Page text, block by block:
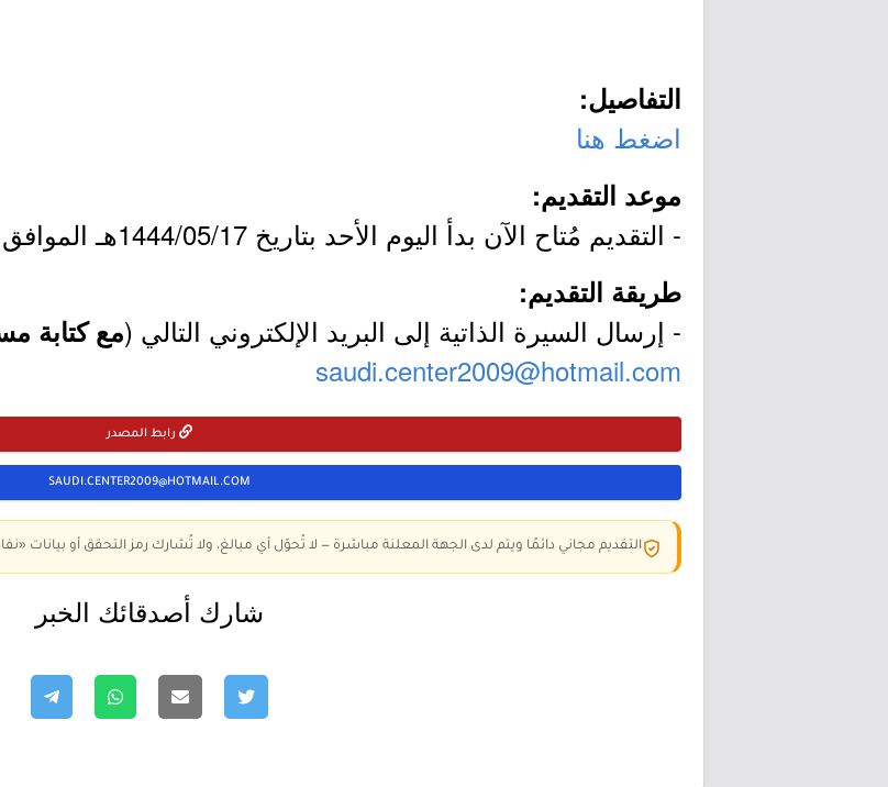
التفاصيل:
اضغط هنا
موعد التقديم:
- التقديم مُتاح الآن بدأ اليوم الأحد بتاريخ 1444/05/17هـ الموافق 2022/12/11م.
طريقة التقديم:
- إرسال السيرة الذاتية إلى البريد الإلكتروني التالي (مع كتابة
saudi.center2009@hotmail.com
رابط المصدر
SAUDI.CENTER2009@HOTMAIL.COM
التقديم مجاني دائمًا ويتم لدى الجهة المعلنة مباشرة — لا تُحوّل أي مبالغ، ولا تُشارك رمز التحقق أو بيانات
شارك أصدقائك الخبر